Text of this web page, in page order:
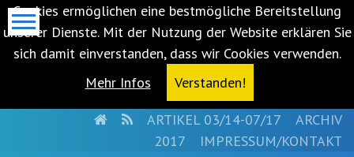
Cookies ermöglichen eine bestmögliche Bereitstellung
unserer Dienste. Mit der Nutzung der Website erklären Sie
sich damit einverstanden, dass wir Cookies verwenden.
Mehr Infos
Verstanden!
HOMERSSARTIKEL 03/14-07/17
ARCHIV
2017
IMPRESSUM/KONTAKT